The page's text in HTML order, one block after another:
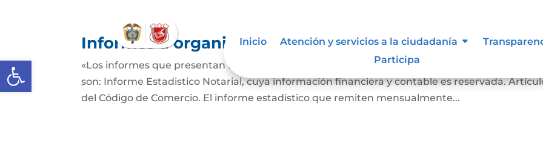
Abrir barra de herramientas
Inicio Atención y servicios a la ciudadanía
Participa
Informes a organismos de inspección, vigilancia y
«Los informes que presentan los Señores Notarios a la Superintendencia de Notariado y
son: Informe Estadistico Notarial, cuya información financiera y contable es reservada.
del Código de Comercio. El informe estadistico que remiten mensualmente...